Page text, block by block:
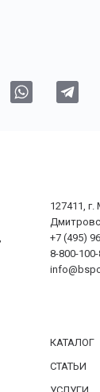
127411, г.
+7 (495)
8-800-
КАТАЛОГ
СТАТЬИ